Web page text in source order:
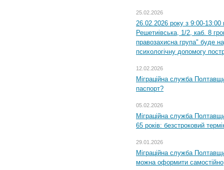
25.02.2026
26.02.2026 року з 9:00-
Решетиівська, 1/2, каб. 8
правозахисна група" буде
психологічну допомогу
12.02.2026
Міграційна служба
паспорт?
05.02.2026
Міграційна служба
65 років: безстроковий
29.01.2026
Міграційна служба
можна оформити самостійно